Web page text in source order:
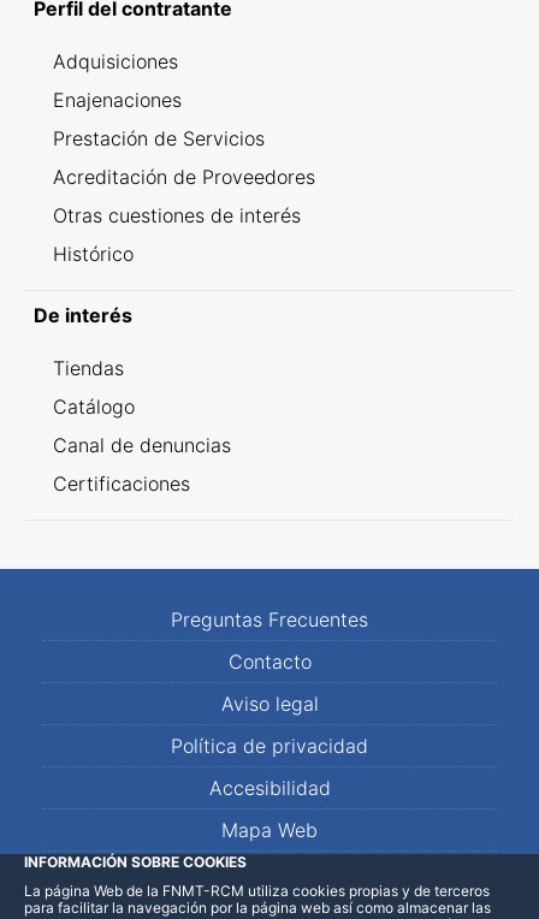
Perfil del contratante
Adquisiciones
Enajenaciones
Prestación de Servicios
Acreditación de Proveedores
Otras cuestiones de interés
Histórico
De interés
Tiendas
Catálogo
Canal de denuncias
Certificaciones
Preguntas Frecuentes
Contacto
Aviso legal
Política de privacidad
Accesibilidad
Mapa Web
LinkedInFacebookWhatsApp
INFORMACIÓN SOBRE COOKIES
La página Web de la FNMT-RCM utiliza cookies propias y de terceros
para facilitar la navegación por la página web así como almacenar las